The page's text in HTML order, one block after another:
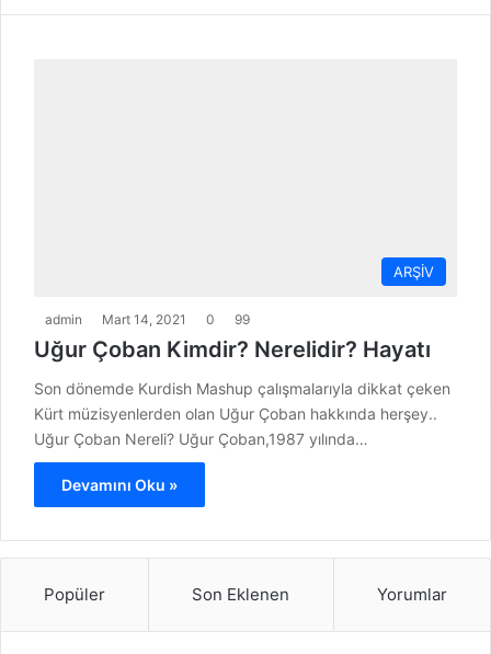
ARŞİV
admin Mart 14, 2021 0 99
Uğur Çoban Kimdir? Nerelidir? Hayatı
Son dönemde Kurdish Mashup çalışmalarıyla dikkat çeken
Kürt müzisyenlerden olan Uğur Çoban hakkında herşey..
Uğur Çoban Nereli? Uğur Çoban,1987 yılında…
Devamını Oku »
Popüler Son Eklenen Yorumlar